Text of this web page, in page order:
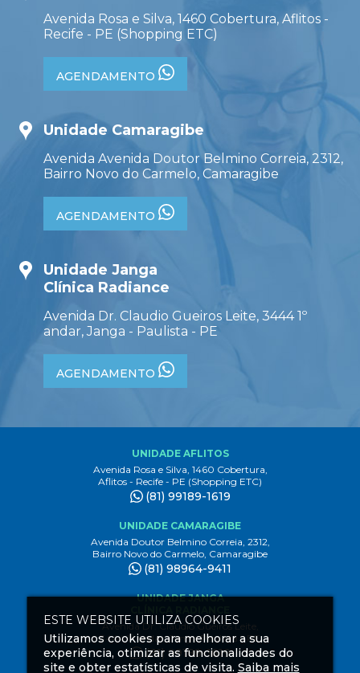
Avenida Rosa e Silva, 1460 Cobertura, Aflitos -
Recife - PE (Shopping ETC)
AGENDAMENTO
Unidade Camaragibe
Avenida Avenida Doutor Belmino Correia, 2312,
Bairro Novo do Carmelo, Camaragibe
AGENDAMENTO
Unidade Janga
Clínica Radiance
Avenida Dr. Claudio Gueiros Leite, 3444 1º
andar, Janga - Paulista - PE
AGENDAMENTO
UNIDADE AFLITOS
Avenida Rosa e Silva, 1460 Cobertura,
Aflitos - Recife - PE (Shopping ETC)
(81) 99189-1619
UNIDADE CAMARAGIBE
Avenida Doutor Belmino Correia, 2312,
Bairro Novo do Carmelo, Camaragibe
(81) 98964-9411
UNIDADE JANGA
Avenida Dr. Claudio Gueiros Leite,
3444 1º andar, Janga Paulista - PE
(81) 99189-1619
ESTE WEBSITE UTILIZA COOKIES
Utilizamos cookies para melhorar a sua
experiência, otimizar as funcionalidades do
site e obter estatísticas de visita. Saiba mais